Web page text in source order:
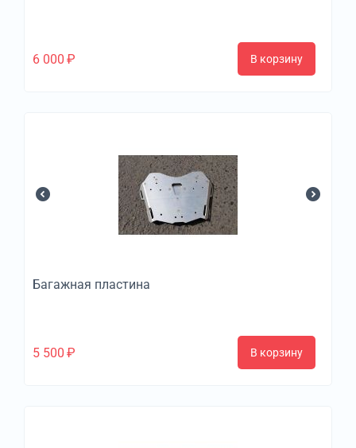
6 000 ₽ В корзину
Багажная пластина
5 500 ₽ В корзину